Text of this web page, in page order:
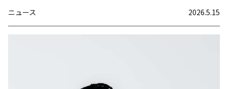
ニュース 2026.5.15